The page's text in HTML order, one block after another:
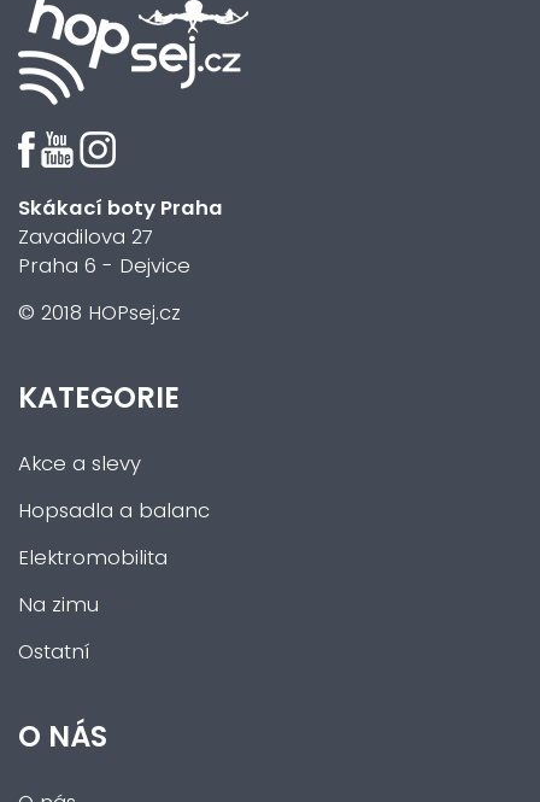
Skákací boty Praha
Zavadilova 27
Praha 6 - Dejvice
© 2018 HOPsej.cz
KATEGORIE
Akce a slevy
Hopsadla a balanc
Elektromobilita
Na zimu
Ostatní
O NÁS